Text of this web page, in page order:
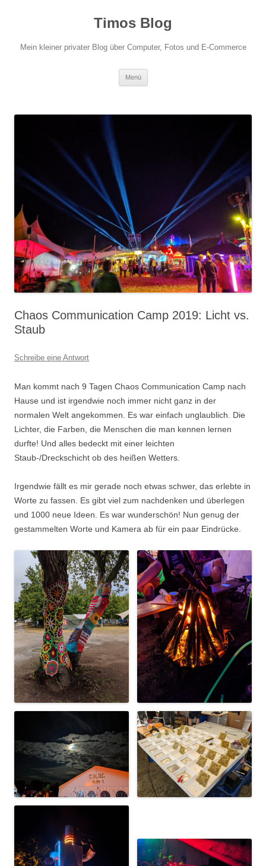
Timos Blog
Mein kleiner privater Blog über Computer, Fotos und E-Commerce
Menü
Chaos Communication Camp 2019: Licht vs.
Staub
Schreibe eine Antwort
Man kommt nach 9 Tagen Chaos Communication Camp nach
Hause und ist irgendwie noch immer nicht ganz in der
normalen Welt angekommen. Es war einfach unglaublich. Die
Lichter, die Farben, die Menschen die man kennen lernen
durfte! Und alles bedeckt mit einer leichten
Staub-/Dreckschicht ob des heißen Wetters.
Irgendwie fällt es mir gerade noch etwas schwer, das erlebte in
Worte zu fassen. Es gibt viel zum nachdenken und überlegen
und 1000 neue Ideen. Es war wunderschön! Nun genug der
gestammelten Worte und Kamera ab für ein paar Eindrücke.